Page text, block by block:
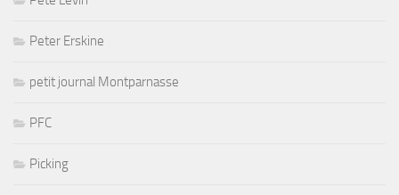
Peter Erskine
petit journal Montparnasse
PFC
Picking